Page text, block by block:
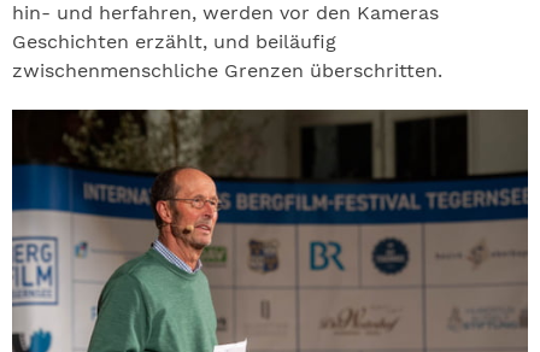
hin- und herfahren, werden vor den Kameras
Geschichten erzählt, und beiläufig
zwischenmenschliche Grenzen überschritten.